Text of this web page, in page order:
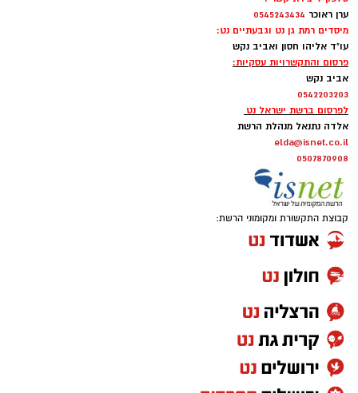
הצטרפו לקבוצת החדשות השקטה של רמת גן נט ב-
WhatsApp כל החדשות לחצו כאן
העירונית ר״ג, רוני יהודה. בזכות השינוי המתבצע
מקומות.
ערן ראוכר 0545243434
מיסדים רמת גן נט וגבעתיים נט:
עו"ד אליהו חסון ואביב נקש
פרסום והתקשרויות עסקיות:
אביב נקש
0542203203
לפרסום ברשת ישראל נט
אלדה נתנאל מנהלת הרשת
elda@isnet.co.il
0507870908
קבוצת התקשורת ומקומוני הרשת: